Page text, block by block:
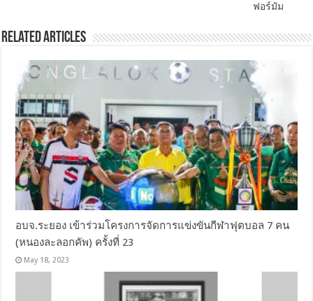
ฟอร์มัม
Related Articles
อบจ.ระยอง เข้าร่วมโครงการจัดการแข่งขันกีฬาฟุตบอล 7 คน
(หนองละลอกคัพ) ครั้งที่ 23
May 18, 2023